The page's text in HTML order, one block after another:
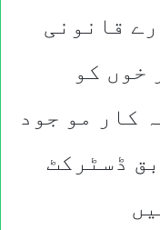
قانونی
خوں کو
کار مو جود
ڈسٹرکٹ